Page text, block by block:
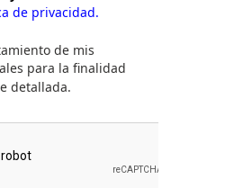
de privacidad.
de mis
para la finalidad
detallada.